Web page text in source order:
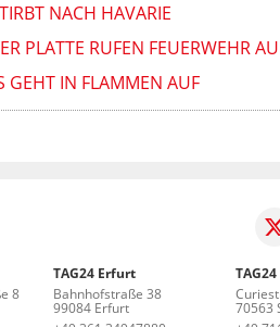
NACH HAVARIE
PLATTE RUFEN FEUERWEHR
GEHT IN FLAMMEN AUF
8
TAG24 Erfurt
Bahnhofstraße 38
99084 Erfurt
70563